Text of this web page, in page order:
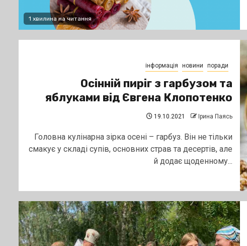
1 хвилина на читання
інформація новини поради
Осінній пиріг з гарбузом та
яблуками від Євгена Клопотенко
19.10.2021 Ірина Паясь
Головна кулінарна зірка осені – гарбуз. Він не тільки
смакує у складі супів, основних страв та десертів, але
й додає щоденному...